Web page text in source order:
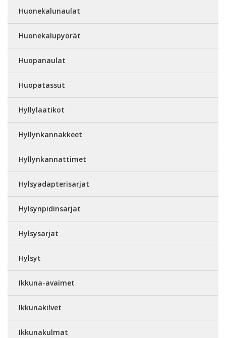
Huonekalunaulat
Huonekalupyörät
Huopanaulat
Huopatassut
Hyllylaatikot
Hyllynkannakkeet
Hyllynkannattimet
Hylsyadapterisarjat
Hylsynpidinsarjat
Hylsysarjat
Hylsyt
Ikkuna-avaimet
Ikkunakilvet
Ikkunakulmat